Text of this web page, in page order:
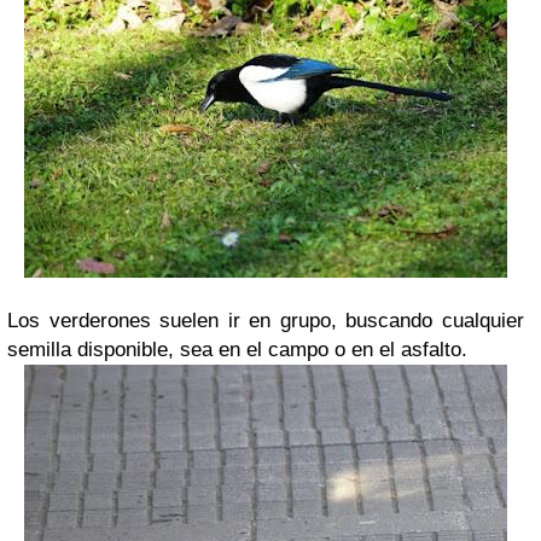
Los verderones suelen ir en grupo, buscando cualquier
semilla disponible, sea en el campo o en el asfalto.